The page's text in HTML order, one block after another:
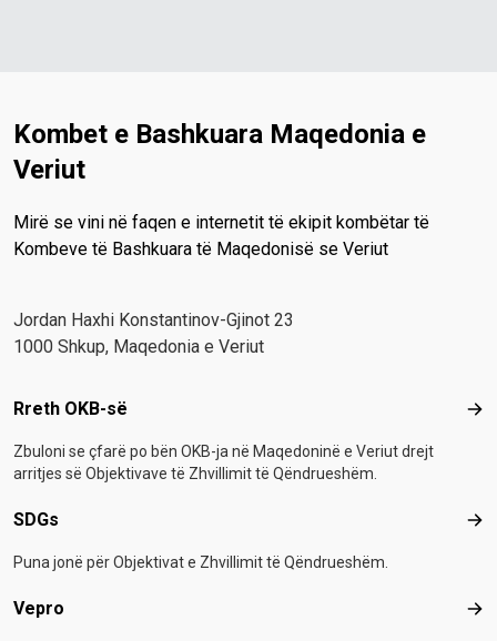
Kombet e Bashkuara Maqedonia e
Veriut
Mirë se vini në faqen e internetit të ekipit kombëtar të
Kombeve të Bashkuara të Maqedonisë se Veriut
Јordan Haxhi Konstantinov-Gjinot 23
1000 Shkup, Maqedonia e Veriut
Footer menu
Rreth OKB-së
Zbuloni se çfarë po bën OKB-ja në Maqedoninë e Veriut drejt
arritjes së Objektivave të Zhvillimit të Qëndrueshëm.
SDGs
Puna jonë për Objektivat e Zhvillimit të Qëndrueshëm.
Vepro